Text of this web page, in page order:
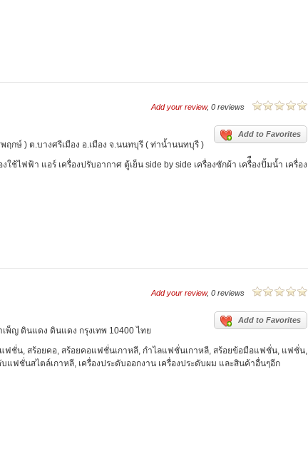
Add your review, 0 reviews
Add to Favorites
กษ์ ) ต.บางศรีเมือง อ.เมือง จ.นนทบุรี ( ท่าน้ำนนทบุรี )
ใช้ไฟฟ้า แอร์ เครื่องปรับอากาศ ตู้เย็น side by side เครื่องซักผ้า เครื่ืองปั้มน้ำ เครื่อง
Add your review, 0 reviews
Add to Favorites
พ็ญ ดินแดง ดินแดง กรุงเทพ 10400 ไทย
ชั่น, สร้อยคอ, สร้อยคอแฟชั่นเกาหลี, กำไลแฟชั่นเกาหลี, สร้อยข้อมือแฟชั่น, แฟชั่น,
แฟชั่นสไตล์เกาหลี, เครื่องประดับออกงาน เครื่องประดับผม และสินค้าอื่นๆอีก